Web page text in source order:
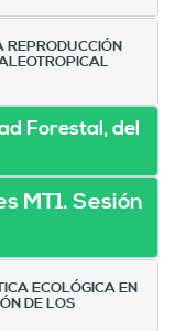
REPRODUCCIÓN
Forestal, del
MT1. Sesión
ECOLÓGICA EN
DE LOS